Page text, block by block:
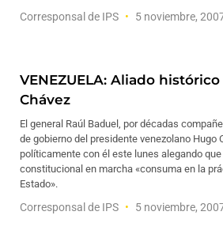
Corresponsal de IPS 5 noviembre,
VENEZUELA: Aliado
Chávez
El general Raúl Baduel, por décadas
de gobierno del presidente venezolano Hugo
políticamente con él este lunes alegando
constitucional en marcha «consuma en la
Estado».
Corresponsal de IPS 5 noviembre,